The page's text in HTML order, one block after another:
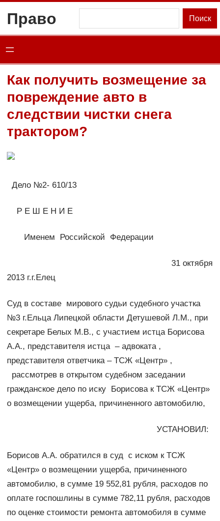
содержимому
Право Поиск
Как получить возмещение за
повреждение авто в
следствии чистки снега
трактором?
Дело №2- 610/13
Р Е Ш Е Н И Е
Именем Российской Федерации
31 октября
2013 г.г.Елец
Суд в составе мирового судьи судебного участка
№3 г.Ельца Липецкой области Детушевой Л.М., при
секретаре Белых М.В., с участием истца Борисова
А.А., представителя истца – адвоката ,
представителя ответчика – ТСЖ «Центр» ,
рассмотрев в открытом судебном заседании
гражданское дело по иску Борисова к ТСЖ «Центр»
о возмещении ущерба, причиненного автомобилю,
УСТАНОВИЛ:
Борисов А.А. обратился в суд с иском к ТСЖ
«Центр» о возмещении ущерба, причиненного
автомобилю, в сумме 19 552,81 рубля, расходов по
оплате госпошлины в сумме 782,11 рубля, расходов
по оценке стоимости ремонта автомобиля в сумме